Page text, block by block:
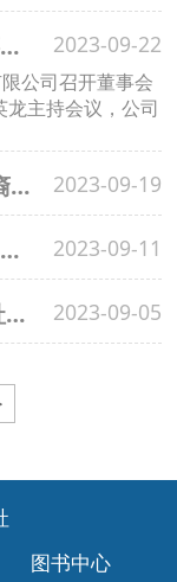
浙江工商大学出版社有限公司董事会2023年第二次会议顺利召开 2023-09-22
公司召开董事会
主持会议，公司
我社参加“跨学科研究：第二届华裔/华文文学学术研讨会暨‘新世纪东南亚华文文学精选’丛书发布会” 2023-09-19
我社图书《东进》被《人民日报》（海外版）、《光明日报》、光明网、《文艺报》等多方重要媒体平台宣传报道 2023-09-11
记鎏金岁月 敬韶华荣退——出版社欢送鲍观明同志荣休 2023-09-05
图书中心